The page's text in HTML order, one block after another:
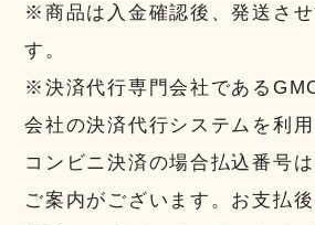
※商品は入金確認後、発送させ
す。
※決済代行専門会社である
会社の決済代行システムを利用
コンビニ決済の場合払込番号
ご案内がございます。お支払